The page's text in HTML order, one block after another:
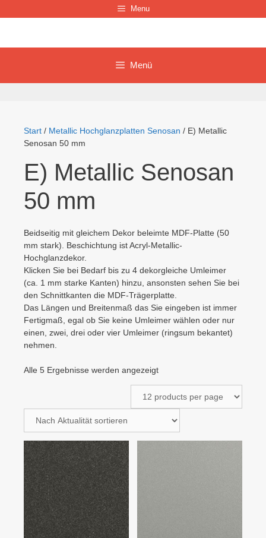
Inhalt
Menu
Menü
Start / Metallic Hochglanzplatten Senosan / E) Metallic
Senosan 50 mm
E) Metallic Senosan
50 mm
Beidseitig mit gleichem Dekor beleimte MDF-Platte (50
mm stark). Beschichtung ist Acryl-Metallic-
Hochglanzdekor.
Klicken Sie bei Bedarf bis zu 4 dekorgleiche Umleimer
(ca. 1 mm starke Kanten) hinzu, ansonsten sehen Sie bei
den Schnittkanten die MDF-Trägerplatte.
Das Längen und Breitenmaß das Sie eingeben ist immer
Fertigmaß, egal ob Sie keine Umleimer wählen oder nur
einen, zwei, drei oder vier Umleimer (ringsum bekantet)
nehmen.
Alle 5 Ergebnisse werden angezeigtNach
sortiert